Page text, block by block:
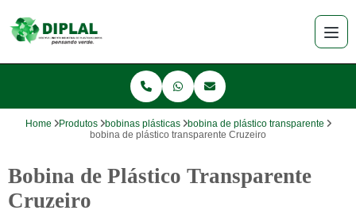
Home Produtos bobinas plásticas
bobina de plástico transparente
bobina de plástico transparente Cruzeiro
Bobina de Plástico Transparente
Cruzeiro